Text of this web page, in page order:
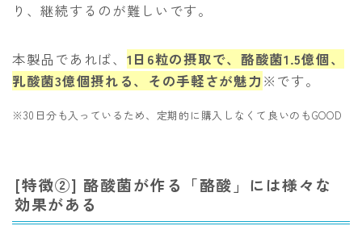
り、継続するのが難しいです。
本製品であれば、 1日6粒の摂取で、酪酸菌1.5億個、
乳酸菌3億個摂れる、その手軽さが魅力 ※です。
※30日分も入っているため、定期的に購入しなくて良いのもGOOD
[特徴②] 酪酸菌が作る「酪酸」には様々な
効果がある